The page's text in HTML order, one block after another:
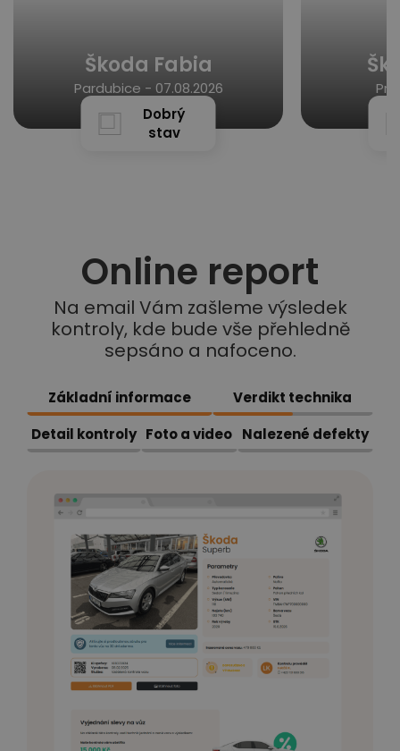
Škoda Fabia
Pardubice - 07.08.2026
Dobrý
stav
Online report
Na email Vám zašleme výsledek
kontroly, kde bude vše přehledně
sepsáno a nafoceno.
Základní informace
Verdikt technika
Detail kontroly Foto a video Nalezené defekty